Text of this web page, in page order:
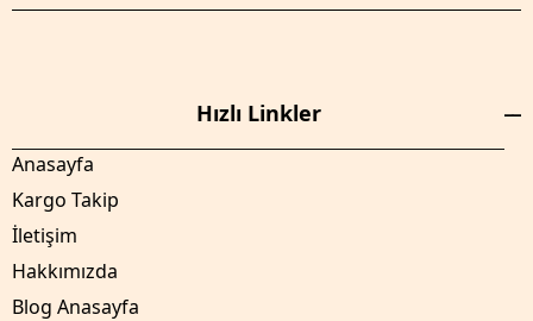
Hızlı Linkler
Anasayfa
Kargo Takip
İletişim
Hakkımızda
Blog Anasayfa